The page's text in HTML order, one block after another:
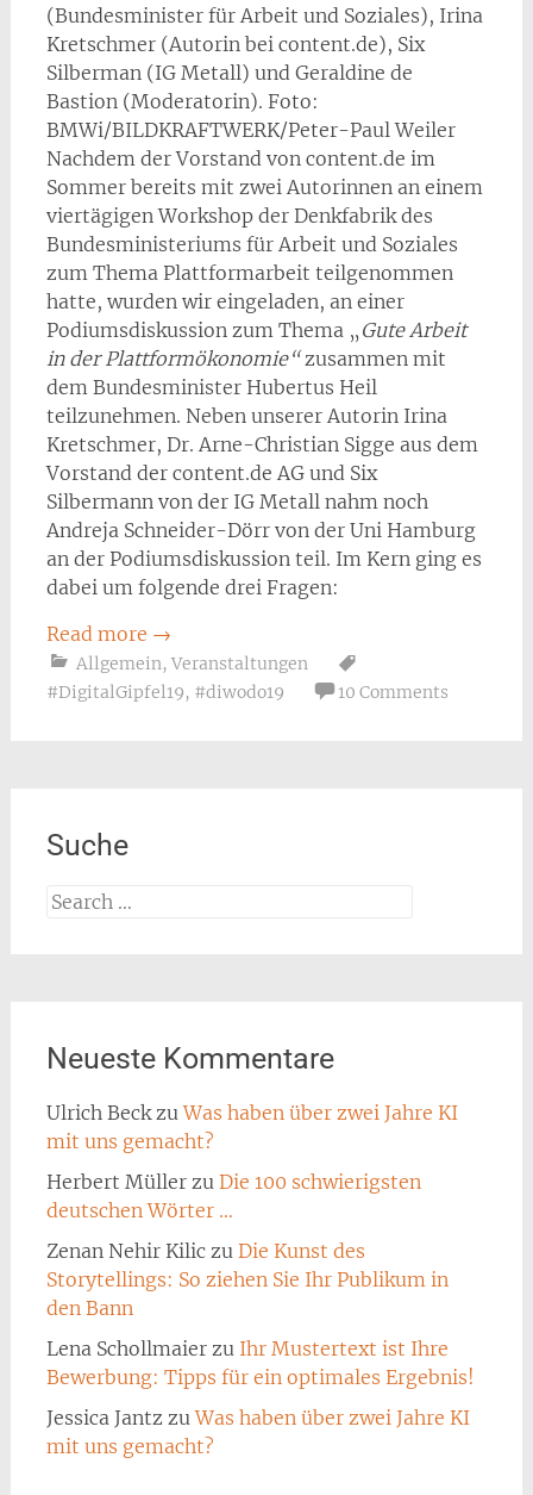
(Bundesminister für Arbeit und Soziales), Irina
Kretschmer (Autorin bei content.de), Six
Silberman (IG Metall) und Geraldine de
Bastion (Moderatorin). Foto:
BMWi/BILDKRAFTWERK/Peter-Paul Weiler
Nachdem der Vorstand von content.de im
Sommer bereits mit zwei Autorinnen an einem
viertägigen Workshop der Denkfabrik des
Bundesministeriums für Arbeit und Soziales
zum Thema Plattformarbeit teilgenommen
hatte, wurden wir eingeladen, an einer
Podiumsdiskussion zum Thema „ Gute Arbeit
in der Plattformökonomie“zusammen mit
dem Bundesminister Hubertus Heil
teilzunehmen. Neben unserer Autorin Irina
Kretschmer, Dr. Arne-Christian Sigge aus dem
Vorstand der content.de AG und Six
Silbermann von der IG Metall nahm noch
Andreja Schneider-Dörr von der Uni Hamburg
an der Podiumsdiskussion teil. Im Kern ging es
dabei um folgende drei Fragen:
Read more →
Allgemein, Veranstaltungen
#DigitalGipfel19, #diwodo19 10 Comments
Suche
Search
Neueste Kommentare
Ulrich BeckzuWas haben über zwei Jahre KI
mit uns gemacht?
Herbert Müllerzu Die 100 schwierigsten
deutschen Wörter …
Zenan Nehir Kiliczu Die Kunst des
Storytellings: So ziehen Sie Ihr Publikum in
den Bann
Lena Schollmaierzu Ihr Mustertext ist Ihre
Bewerbung: Tipps für ein optimales Ergebnis!
Jessica Jantz zuWas haben über zwei Jahre KI
mit uns gemacht?